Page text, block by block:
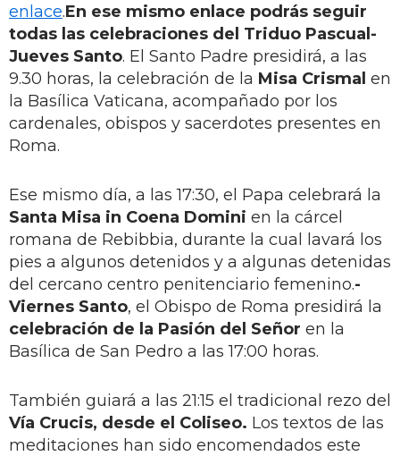
enlace.En ese mismo enlace podrás seguir
todas las celebraciones del Triduo Pascual-
Jueves Santo. El Santo Padre presidirá, a las
9.30 horas, la celebración de la Misa Crismal en
la Basílica Vaticana, acompañado por los
cardenales, obispos y sacerdotes presentes en
Roma.
Ese mismo día, a las 17:30, el Papa celebrará la
Santa Misa in Coena Domini en la cárcel
romana de Rebibbia, durante la cual lavará los
pies a algunos detenidos y a algunas detenidas
del cercano centro penitenciario femenino.-
Viernes Santo, el Obispo de Roma presidirá la
celebración de la Pasión del Señor en la
Basílica de San Pedro a las 17:00 horas.
También guiará a las 21:15 el tradicional rezo del
Vía Crucis, desde el Coliseo. Los textos de las
meditaciones han sido encomendados este